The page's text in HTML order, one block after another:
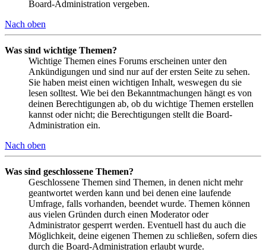
Board-Administration vergeben.
Nach oben
Was sind wichtige Themen?
Wichtige Themen eines Forums erscheinen unter den
Ankündigungen und sind nur auf der ersten Seite zu sehen.
Sie haben meist einen wichtigen Inhalt, weswegen du sie
lesen solltest. Wie bei den Bekanntmachungen hängt es von
deinen Berechtigungen ab, ob du wichtige Themen erstellen
kannst oder nicht; die Berechtigungen stellt die Board-
Administration ein.
Nach oben
Was sind geschlossene Themen?
Geschlossene Themen sind Themen, in denen nicht mehr
geantwortet werden kann und bei denen eine laufende
Umfrage, falls vorhanden, beendet wurde. Themen können
aus vielen Gründen durch einen Moderator oder
Administrator gesperrt werden. Eventuell hast du auch die
Möglichkeit, deine eigenen Themen zu schließen, sofern dies
durch die Board-Administration erlaubt wurde.